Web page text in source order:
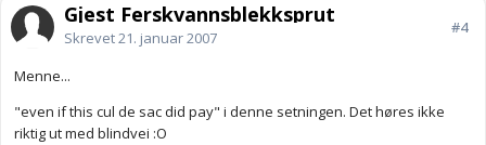
Gjest Ferskvannsblekksprut
Skrevet21. januar 2007
#4
Menne...
"even if this cul de sac did pay" i denne setningen. Det høres ikke
riktig ut med blindvei :O